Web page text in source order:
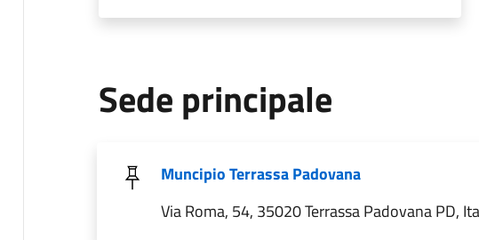
Sede principale
Muncipio Terrassa Padovana
Via Roma, 54, 35020 Terrassa Padovana PD,